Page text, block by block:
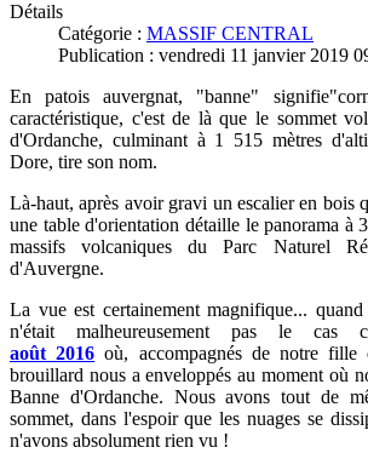
Détails
Catégorie : MASSIF CENTRAL
Publication : vendredi 11 janvier 2019
En patois auvergnat, "banne"
caractéristique, c'est de là que le sommet
d'Ordanche, culminant à 1 515 mètres
Dore, tire son nom.
Là-haut, après avoir gravi un escalier en bois
une table d'orientation détaille le panorama à
massifs volcaniques du Parc Naturel
d'Auvergne.
La vue est certainement magnifique...
n'était malheureusement pas le
août 2016 où, accompagnés de notre
brouillard nous a enveloppés au moment où
Banne d'Ordanche. Nous avons tout de
sommet, dans l'espoir que les nuages se
n'avons absolument rien vu !